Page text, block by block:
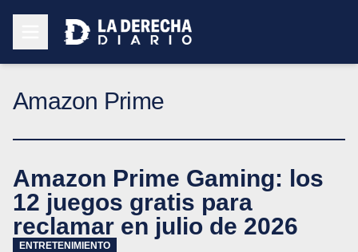
Amazon Prime
Amazon Prime Gaming: los
12 juegos gratis para
reclamar en julio de 2026
ENTRETENIMIENTO